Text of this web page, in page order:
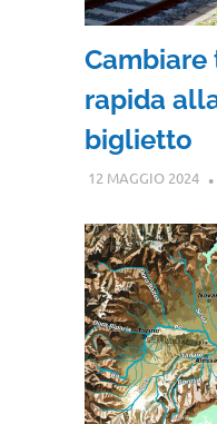
rapida
biglietto
12 MAGGIO 2024